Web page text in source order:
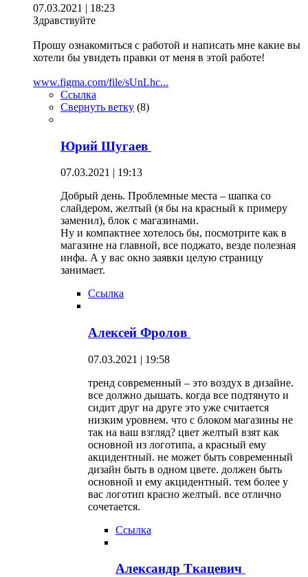
07.03.2021 | 18:23
Здравствуйте
Прошу ознакомиться с работой и написать мне какие вы
хотели бы увидеть правки от меня в этой работе!
www.figma.com/file/sUnLhc...
Ссылка
Свернуть ветку (8)
Юрий Шугаев
07.03.2021 | 19:13
Добрый день. Проблемные места – шапка со
слайдером, желтый (я бы на красный к примеру
заменил), блок с магазинами.
Ну и компактнее хотелось бы, посмотрите как в
магазине на главной, все поджато, везде полезная
инфа. А у вас окно заявки целую страницу
занимает.
Ссылка
Алексей Фролов
07.03.2021 | 19:58
тренд современный – это воздух в дизайне.
все должно дышать. когда все подтянуто и
сидит друг на друге это уже считается
низким уровнем. что с блоком магазины не
так на ваш взгляд? цвет желтый взят как
основной из логотипа, а красный ему
акцидентный. не может быть современный
дизайн быть в одном цвете. должен быть
основной и ему акцидентный. тем более у
вас логотип красно желтый. все отлично
сочетается.
Ссылка
Александр Ткацевич